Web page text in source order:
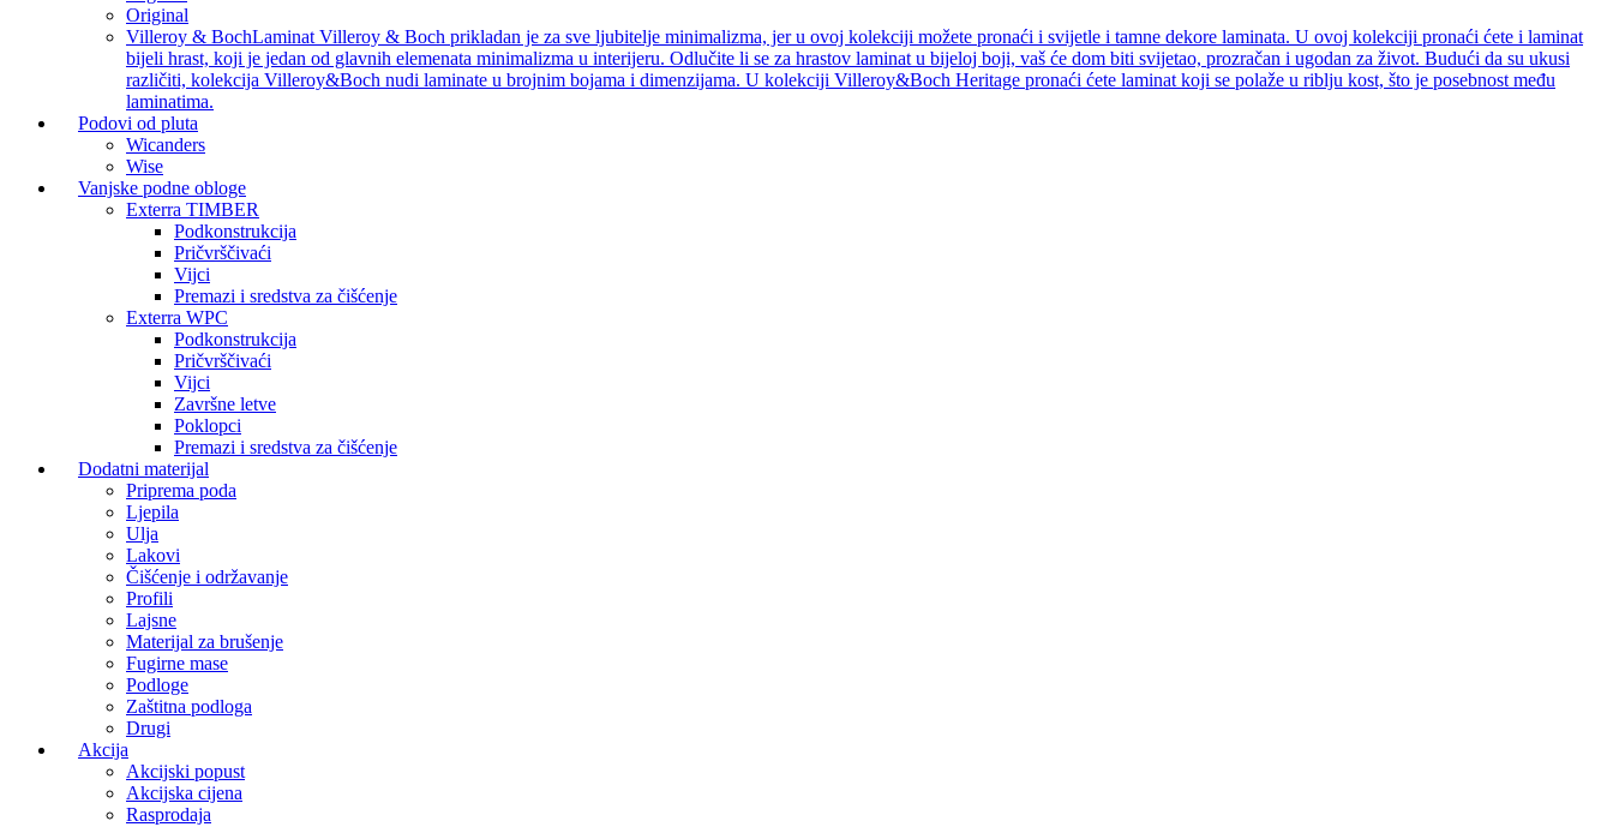
Original
Villeroy & BochLaminat Villeroy & Boch prikladan je za sve ljubitelje minimalizma, jer u ovoj kolekciji možete pronaći i svijetle i tamne dekore laminata. U ovoj kolekciji pronaći ćete i laminat
bijeli hrast, koji je jedan od glavnih elemenata minimalizma u interijeru. Odlučite li se za hrastov laminat u bijeloj boji, vaš će dom biti svijetao, prozračan i ugodan za život. Budući da su ukusi
različiti, kolekcija Villeroy&Boch nudi laminate u brojnim bojama i dimenzijama. U kolekciji Villeroy&Boch Heritage pronaći ćete laminat koji se polaže u riblju kost, što je posebnost među
laminatima.
Podovi od pluta
Wicanders
Wise
Vanjske podne obloge
Exterra TIMBER
Podkonstrukcija
Pričvrščivaći
Vijci
Premazi i sredstva za čišćenje
Exterra WPC
Podkonstrukcija
Pričvrščivaći
Vijci
Završne letve
Poklopci
Premazi i sredstva za čišćenje
Dodatni materijal
Priprema poda
Ljepila
Ulja
Lakovi
Čišćenje i održavanje
Profili
Lajsne
Materijal za brušenje
Fugirne mase
Podloge
Zaštitna podloga
Drugi
Akcija
Akcijski popust
Akcijska cijena
Rasprodaja